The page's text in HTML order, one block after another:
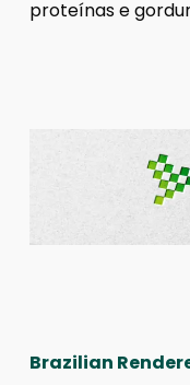
proteínas e
Brazilian